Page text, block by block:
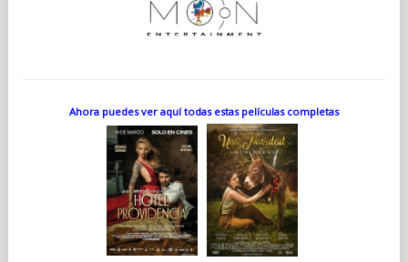
Ahora puedes ver aquí todas estas películas completas